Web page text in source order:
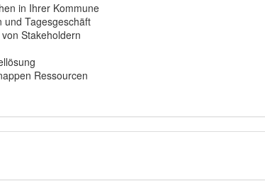
in Ihrer Kommune
und Tagesgeschäft
Stakeholdern
Ressourcen